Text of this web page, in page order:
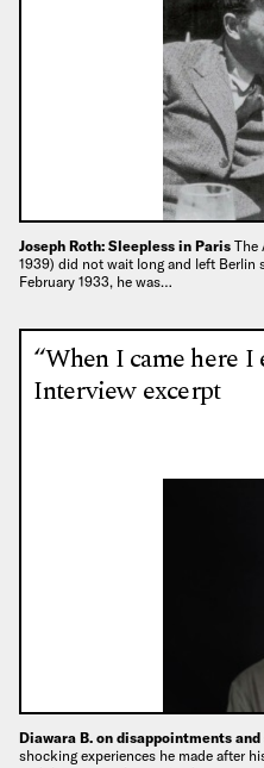
Joseph Roth: Sleepless in Paris The
1939) did not wait long and left Berlin
February 1933, he was…
“When I came here I
Interview excerpt
Diawara B. on disappointments
shocking experiences he made after